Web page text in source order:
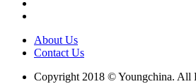
About Us
Contact Us
Copyright 2018 © Youngchina. All